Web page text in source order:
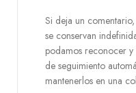
Si deja un
se conservan
podamos reconocer
de seguimiento
mantenerlos en una